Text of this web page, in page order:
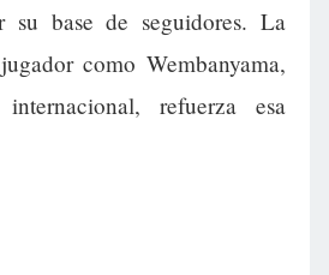
su base de seguidores. La
como Wembanyama,
refuerza esa